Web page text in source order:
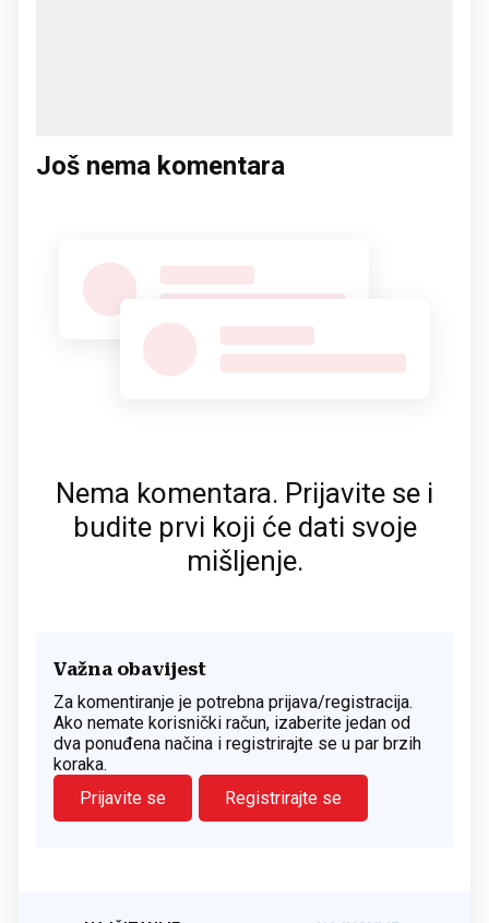
Još nema komentara
Nema komentara. Prijavite se i
budite prvi koji će dati svoje
mišljenje.
Važna obavijest
Za komentiranje je potrebna prijava/registracija.
Ako nemate korisnički račun, izaberite jedan od
dva ponuđena načina i registrirajte se u par brzih
koraka.
Prijavite se
Registrirajte se